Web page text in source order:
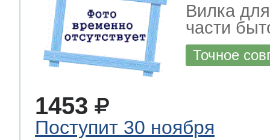
Вилка
части
Точное
1453
Поступит 30 ноября